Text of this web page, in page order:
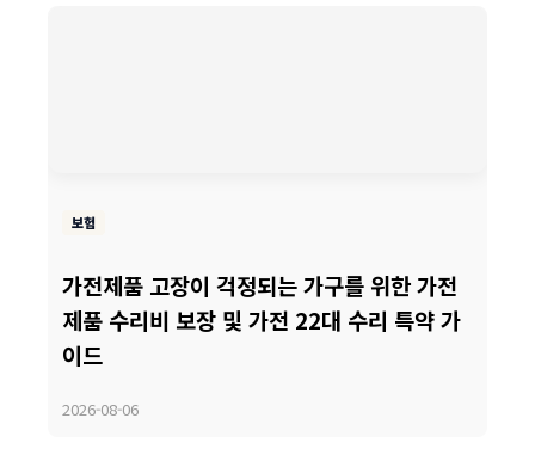
보험
가전제품 고장이 걱정되는 가구를 위한 가전
제품 수리비 보장 및 가전 22대 수리 특약 가
이드
2026-08-06